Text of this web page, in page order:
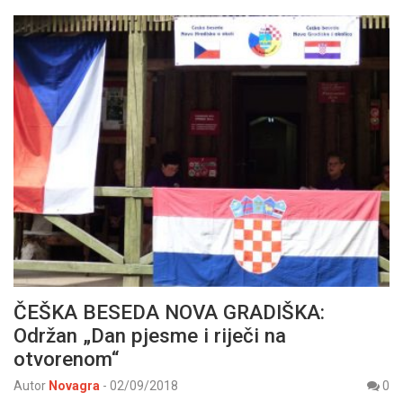
ČEŠKA BESEDA NOVA GRADIŠKA:
Održan „Dan pjesme i riječi na
otvorenom“
Autor Novagra - 02/09/2018
0